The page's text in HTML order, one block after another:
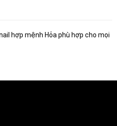
hợp mệnh Hỏa phù hợp cho mọi